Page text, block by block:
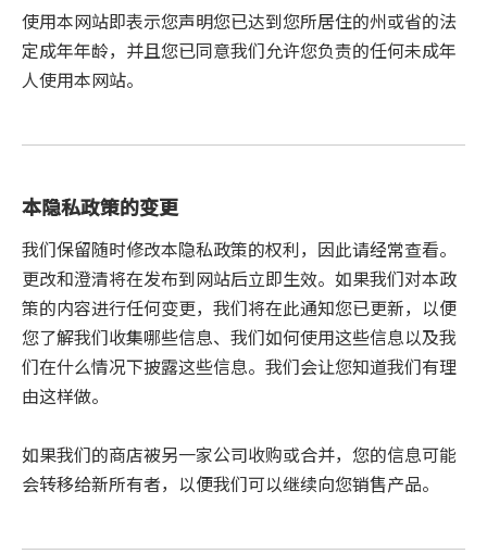
使用本网站即表示您声明您已达到您所居住的州或省的法
定成年年龄，并且您已同意我们允许您负责的任何未成年
人使用本网站。
本隐私政策的变更
我们保留随时修改本隐私政策的权利，因此请经常查看。
更改和澄清将在发布到网站后立即生效。如果我们对本政
策的内容进行任何变更，我们将在此通知您已更新，以便
您了解我们收集哪些信息、我们如何使用这些信息以及我
们在什么情况下披露这些信息。我们会让您知道我们有理
由这样做。
如果我们的商店被另一家公司收购或合并，您的信息可能
会转移给新所有者，以便我们可以继续向您销售产品。